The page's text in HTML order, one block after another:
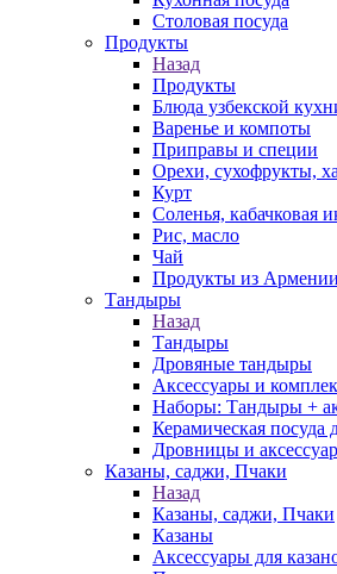
Столовая посуда
Продукты
Назад
Продукты
Блюда узбекской
Варенье и компоты
Приправы и специи
Орехи, сухофрукты,
Курт
Соленья, кабачковая
Рис, масло
Чай
Продукты из Армении
Тандыры
Назад
Тандыры
Дровяные тандыры
Аксессуары и
Наборы: Тандыры +
Керамическая посуда
Дровницы и
Казаны, саджи, Пчаки
Назад
Казаны, саджи, Пчаки
Казаны
Аксессуары для